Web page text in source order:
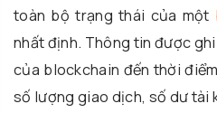
toàn bộ trạng thái của một
nhất định. Thông tin được
của blockchain đến thời
số lượng giao dịch, số dư tài